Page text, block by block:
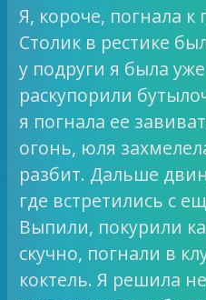
Я, короче, погнала к
Столик в рестике
у подруги я была
раскупорили
я погнала ее
огонь, юля
разбит. Дальше
где встретились с
Выпили, покурили
скучно, погнали в
коктель. Я решила